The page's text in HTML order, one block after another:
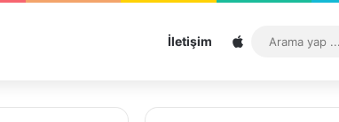
İletişim Sitemap